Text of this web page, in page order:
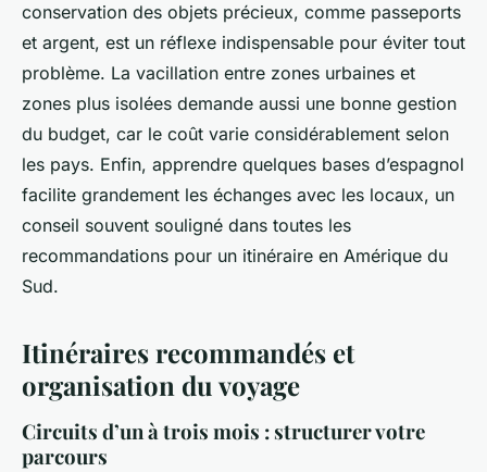
conservation des objets précieux, comme passeports
et argent, est un réflexe indispensable pour éviter tout
problème. La vacillation entre zones urbaines et
zones plus isolées demande aussi une bonne gestion
du budget, car le coût varie considérablement selon
les pays. Enfin, apprendre quelques bases d’espagnol
facilite grandement les échanges avec les locaux, un
conseil souvent souligné dans toutes les
recommandations pour un itinéraire en Amérique du
Sud.
Itinéraires recommandés et
organisation du voyage
Circuits d’un à trois mois : structurer votre
parcours